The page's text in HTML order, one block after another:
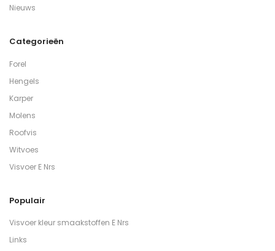
Nieuws
Categorieën
Forel
Hengels
Karper
Molens
Roofvis
Witvoes
Visvoer E Nrs
Populair
Visvoer kleur smaakstoffen E Nrs
Links